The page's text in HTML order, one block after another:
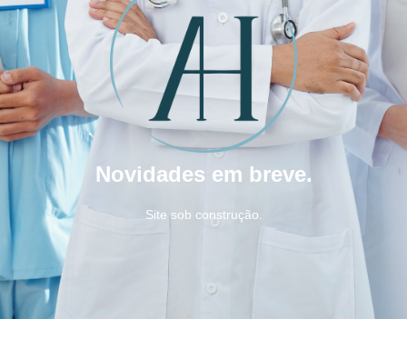
Novidades em breve.
Site sob construção.